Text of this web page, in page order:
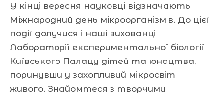
У кінці вересня науковці відзначають
Міжнародний день мікроорганізмів. До цієї
події долучися і наші вихованці
Лабораторії експериментальної біології
Київського Палацу дітей та юнацтва,
поринувши у захопливий мікросвіт
живого. Знайомтеся з творчими